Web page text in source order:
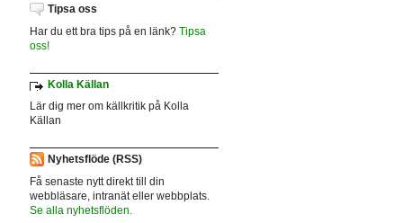
Tipsa oss
Har du ett bra tips på en länk? Tipsa
oss!
Kolla Källan
Lär dig mer om källkritik på Kolla
Källan
Nyhetsflöde (RSS)
Få senaste nytt direkt till din
webbläsare, intranät eller webbplats.
Se alla nyhetsflöden.